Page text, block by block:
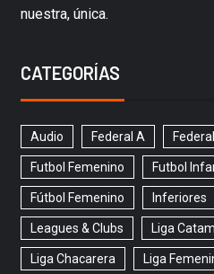
nuestra, única.
CATEGORÍAS
Audio Federal A
Futbol Femenino Futbol
Fútbol Femenino Inferiores
Leagues & Clubs Liga
Liga Chacarera Liga